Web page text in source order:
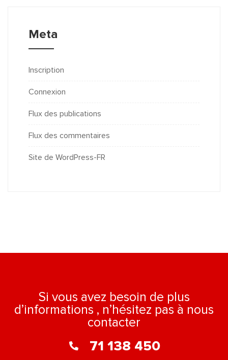
Meta
Inscription
Connexion
Flux des publications
Flux des commentaires
Site de WordPress-FR
Si vous avez besoin de plus
d’informations , n’hésitez pas à nous
contacter
71 138 450